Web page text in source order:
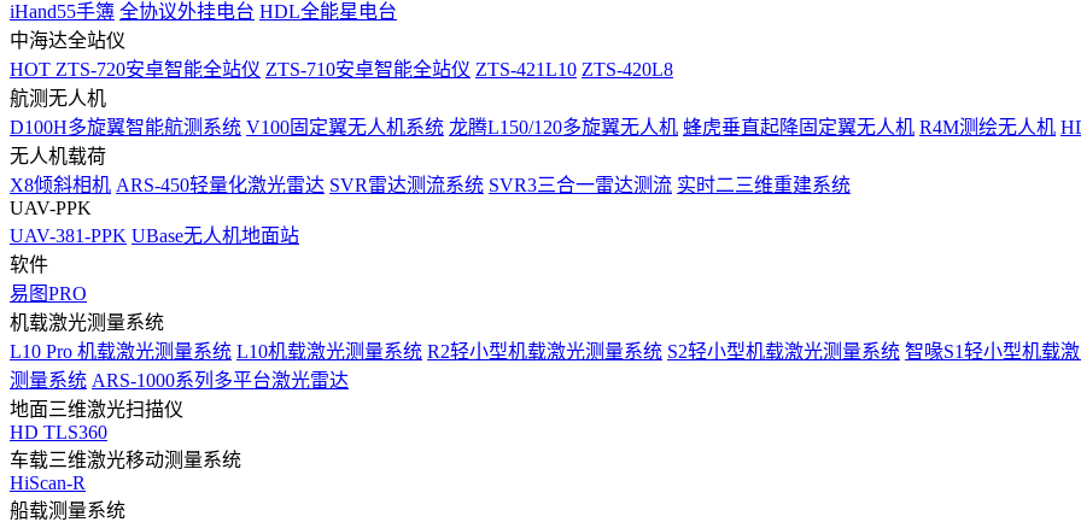
iHand55手簿 全协议外挂电台 HDL全能星电台
中海达全站仪
HOT ZTS-720安卓智能全站仪 ZTS-710安卓智能全站仪 ZTS-421L10 ZTS-420L8
航测无人机
D100H多旋翼智能航测系统 V100固定翼无人机系统 龙腾L150/120多旋翼无人机 蜂虎垂直起降固定翼无人机 R4M测绘无人机
无人机载荷
X8倾斜相机 ARS-450轻量化激光雷达 SVR雷达测流系统 SVR3三合一雷达测流 实时二三维重建系统
UAV-PPK
UAV-381-PPK UBase无人机地面站
软件
易图PRO
机载激光测量系统
L10 Pro 机载激光测量系统 L10机载激光测量系统 R2轻小型机载激光测量系统 S2轻小型机载激光测量系统 智喙S1轻小型机载
测量系统 ARS-1000系列多平台激光雷达
地面三维激光扫描仪
HD TLS360
车载三维激光移动测量系统
HiScan-R
船载测量系统